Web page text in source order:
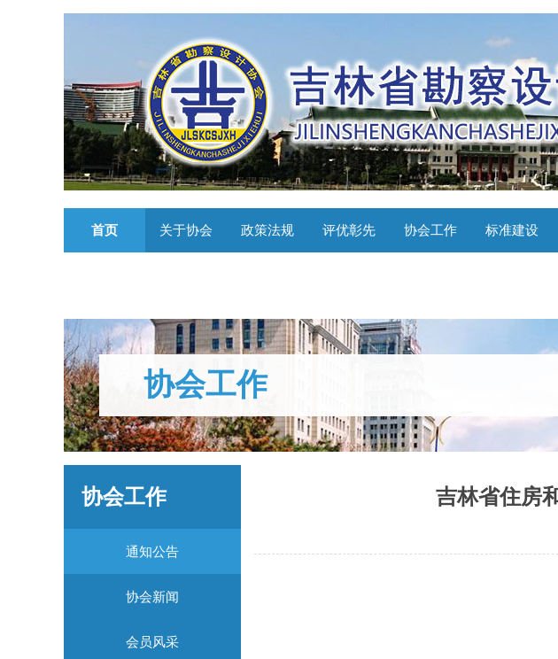
首页 关于协会 政策法规 评优彰先 协会工作 标准建设
协会工作
协会工作
通知公告
协会新闻
会员风采
吉林省住房